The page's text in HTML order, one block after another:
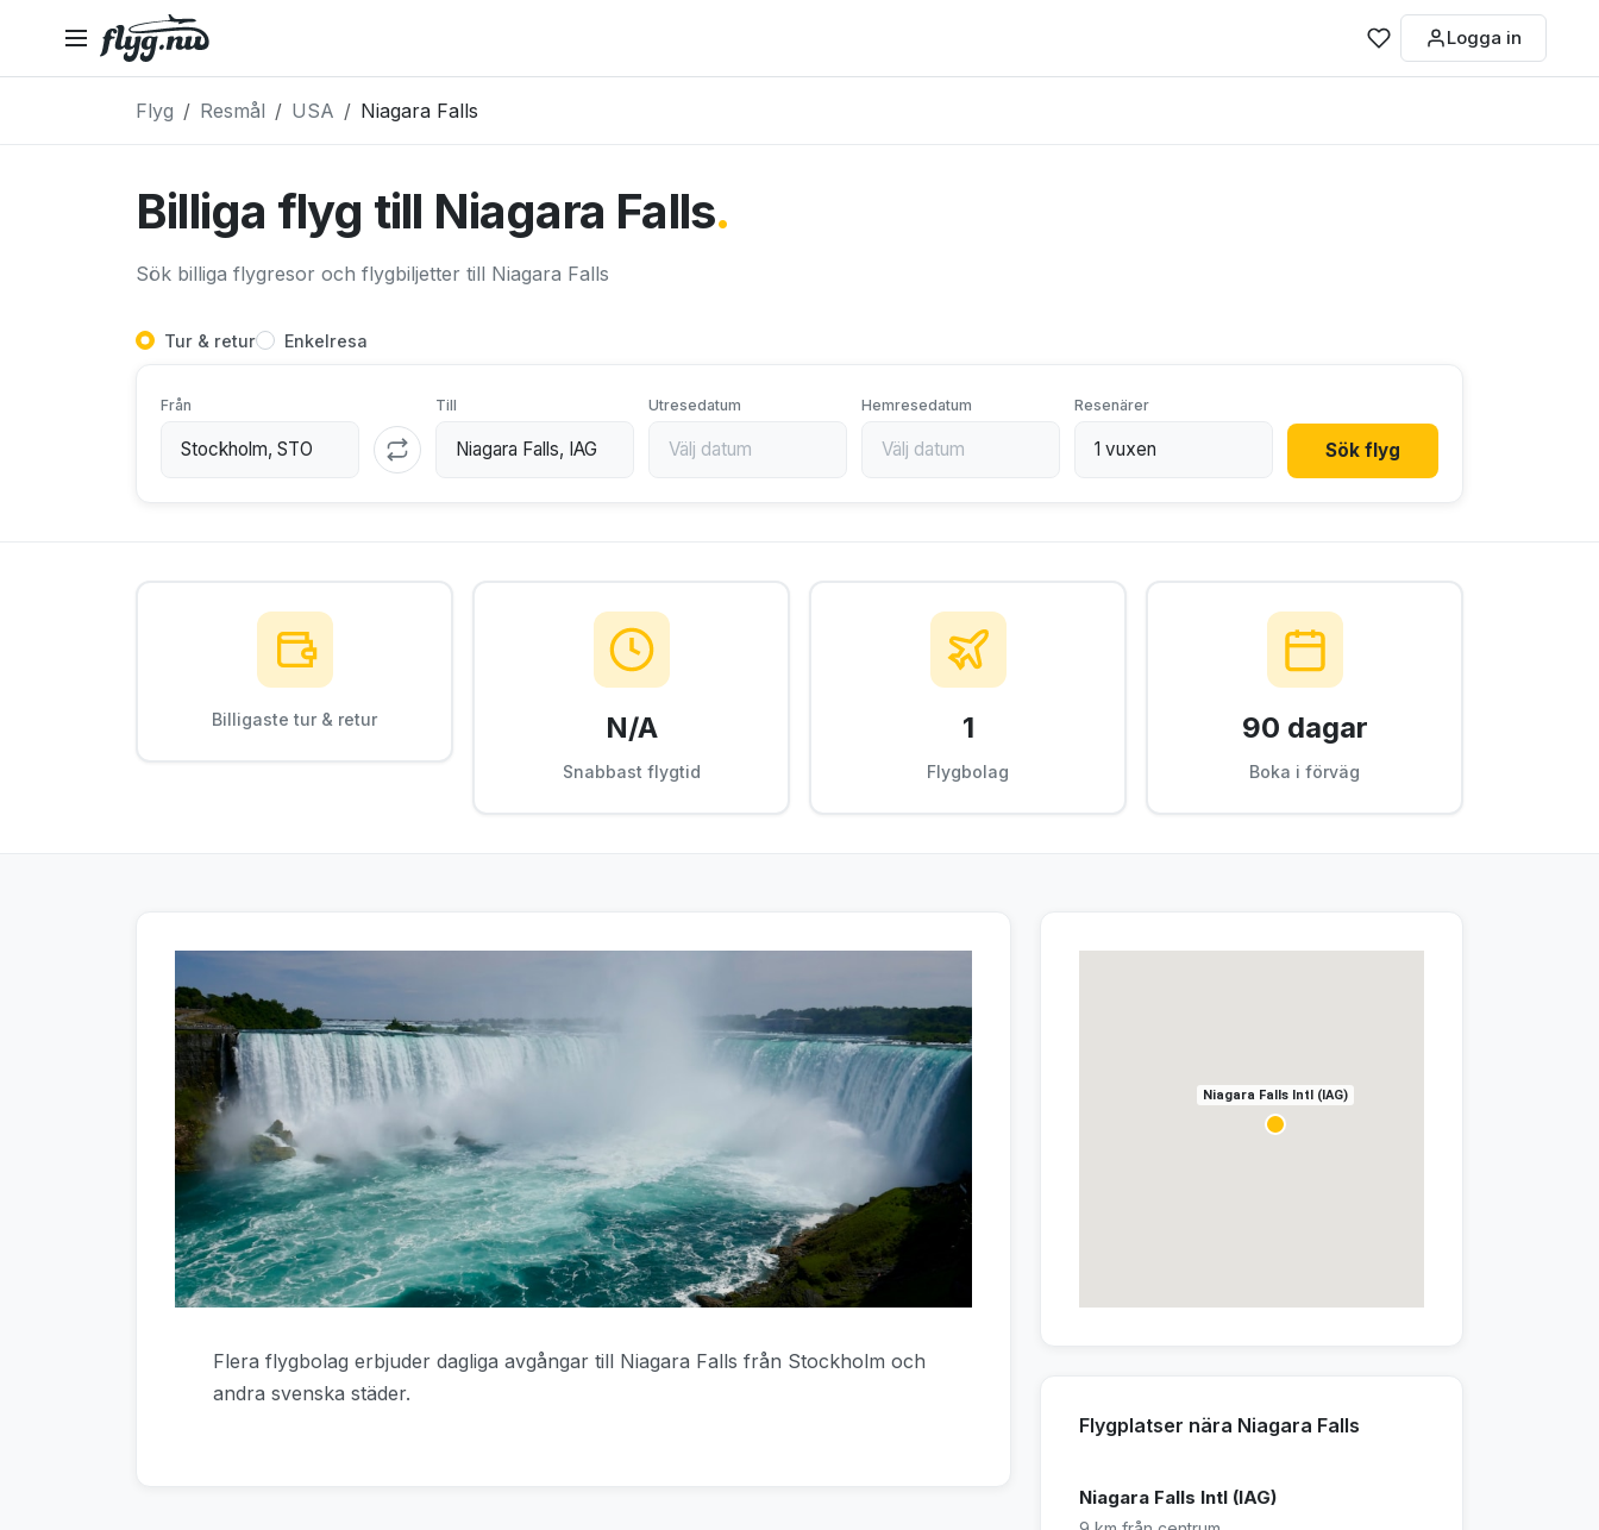
Logga in
Flyg Resmål USA Niagara Falls
Billiga flyg till Niagara Falls.
Sök billiga flygresor och flygbiljetter till Niagara Falls
Tur & retur Enkelresa
Från Till Utresedatum Hemresedatum Resenärer
Sök flyg
Billigaste tur & retur N/A
Snabbast flygtid
1
Flygbolag
90 dagar
Boka i förväg
Flera flygbolag erbjuder dagliga avgångar till Niagara Falls från Stockholm och
andra svenska städer.
Niagara Falls Intl (IAG)
Flygplatser nära Niagara Falls
Niagara Falls Intl (IAG)